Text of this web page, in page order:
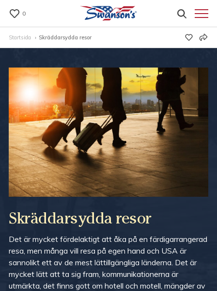
0
Startsida Skräddarsydda resor
Skräddarsydda resor
Det är mycket fördelaktigt att åka på en färdigarrangerad
resa, men många vill resa på egen hand och USA är
sannolikt ett av de mest lättillgängliga länderna. Det är
mycket lätt att ta sig fram, kommunikationerna är
utmärkta, det finns gott om hotell och motell, mängder av